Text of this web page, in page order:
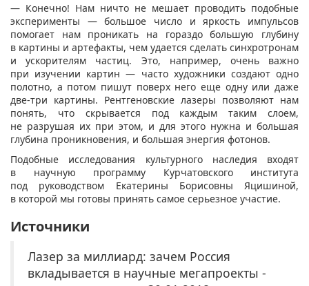
— Конечно! Нам ничто не мешает проводить подобные
эксперименты — большое число и яркость импульсов
помогает нам проникать на гораздо большую глубину
в картины и артефакты, чем удается сделать синхротронам
и ускорителям частиц. Это, например, очень важно
при изучении картин — часто художники создают одно
полотно, а потом пишут поверх него еще одну или даже
две-три картины. Рентгеновские лазеры позволяют нам
понять, что скрывается под каждым таким слоем,
не разрушая их при этом, и для этого нужна и большая
глубина проникновения, и большая энергия фотонов.
Подобные исследования культурного наследия входят
в научную программу Курчатовского института
под руководством Екатерины Борисовны Яцишиной,
в которой мы готовы принять самое серьезное участие.
Источники
Лазер за миллиард: зачем Россия
вкладывается в научные мегапроекты -